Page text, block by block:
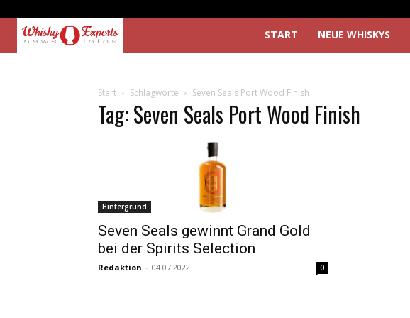
START NEUE WHISKYS
Start Schlagworte Seven Seals Port Wood Finish
Tag: Seven Seals Port Wood Finish
Hintergrund
Seven Seals gewinnt Grand Gold
bei der Spirits Selection
Redaktion - 04.07.2022 0